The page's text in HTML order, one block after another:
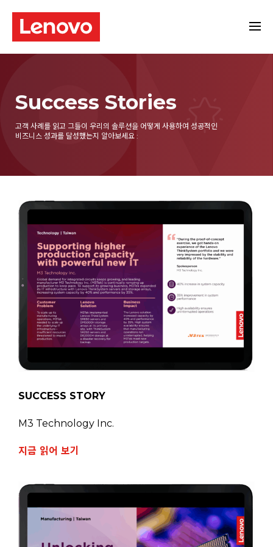
Success Stories
고객 사례를 읽고 그들이 우리의 솔루션을 어떻게 사용하여 성공적인
비즈니스 성과를 달성했는지 알아보세요 :
SUCCESS STORY
M3 Technology Inc.
지금 읽어 보기